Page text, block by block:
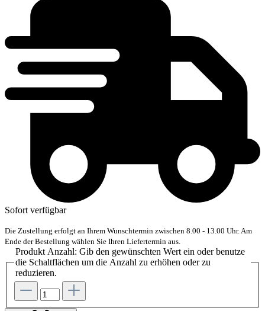
Sofort verfügbar
Die Zustellung erfolgt an Ihrem Wunschtermin zwischen 8.00 - 13.00 Uhr. Am
Ende der Bestellung wählen Sie Ihren Liefertermin aus.
Produkt Anzahl: Gib den gewünschten Wert ein oder benutze
die Schaltflächen um die Anzahl zu erhöhen oder zu
reduzieren.